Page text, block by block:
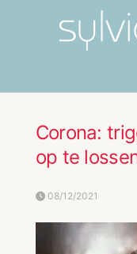
Corona:
op te
08/12/2021